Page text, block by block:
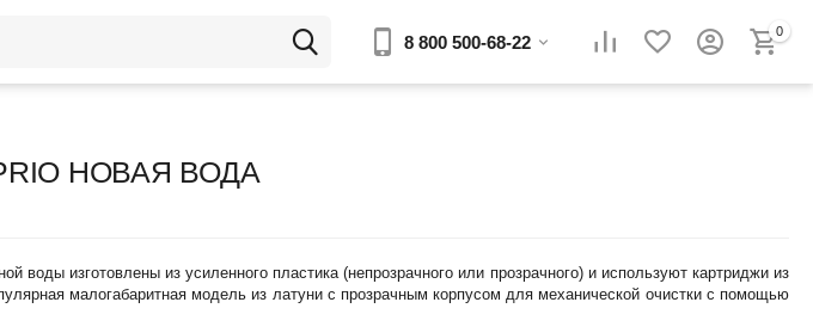
8 800 500-68-22
0
НОВАЯ ВОДА
воды изготовлены из усиленного пластика (непрозрачного или прозрачного) и используют картриджи из
малогабаритная модель из латуни с прозрачным корпусом для механической очистки с помощью